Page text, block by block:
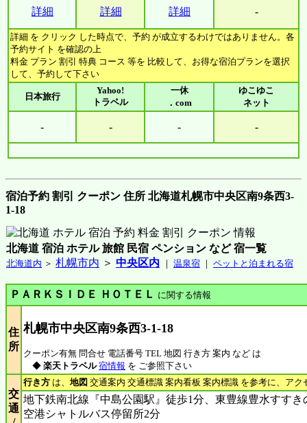
詳細 詳細 詳細 -
詳細 を クリック した時点で、予約 が成立するわけではありません。各
予約サイト を確認の上
料金 プラン 割引 特典 コース 等を 比較して、お得な宿泊プランを選択
して、予約して下さい
日本旅行
Yahoo!
トラベル
一休
．com
ゆこゆこ
ネット
- - - -
宿泊予約 割引 クーポン 住所 北海道札幌市中央区南9条西3-
1-18
北海道 宿泊 ホテル 旅館 民宿 ペンション など 宿一覧
北海道内 ＞ 札幌市内 ＞ 中央区内 ｜ 温泉宿 ｜ ペットと泊まれる宿
ＰＡＲＫＳＩＤＥ ＨＯＴＥＬ に関する情報
住
所
札幌市中央区南9条西3-1-18
クーポン有無 問合せ 電話番号 TEL 地図 行き方 案内 など は
◆ 楽天トラベル 宿情報 を ご参照下さい
交
通
行き方 は、 地図 交通案内 交通標識 案内看板 案内標識 を参考に、アク
地下鉄南北線『中島公園駅』徒歩1分、東豊線豊水すすき
空港シャトルバス停留所2分